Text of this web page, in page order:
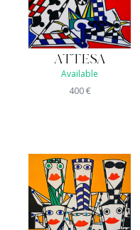
ATTESA
Available
400€